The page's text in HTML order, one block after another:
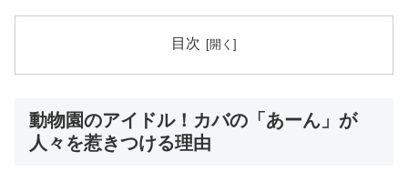
目次
動物園のアイドル！カバの「あーん」が
人々を惹きつける理由